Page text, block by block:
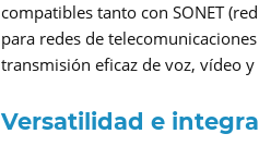
compatibles tanto con SONET
para redes de
transmisión eficaz de voz, vídeo y
Versatilidad e